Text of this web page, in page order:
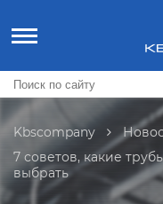
Kbscompany
7 советов, какие
выбрать